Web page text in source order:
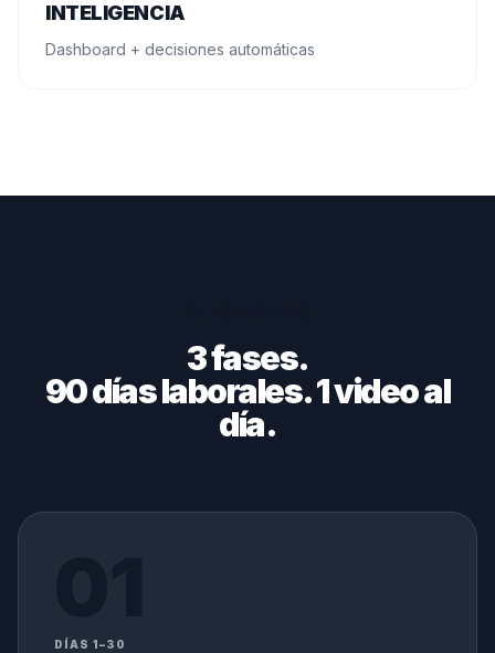
INTELIGENCIA
Dashboard + decisiones automáticas
3 fases.
90 días laborales. 1 video al
día.
DÍAS 1–30